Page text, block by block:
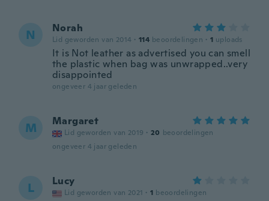
N Norah
Lid geworden van 2014 · 114 beoordelingen · 1 uploads
It is Not leather as advertised you can smell
the plastic when bag was unwrapped..very
disappointed
ongeveer 4 jaar geleden
M Margaret
Lid geworden van 2019 · 20 beoordelingen
ongeveer 4 jaar geleden
L Lucy
Lid geworden van 2021 · 1 beoordelingen